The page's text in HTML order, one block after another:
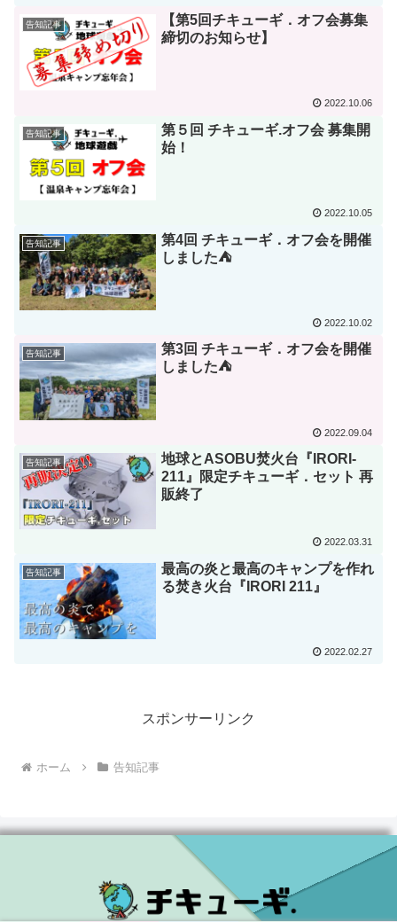
告知記事
【第5回チキューギ．オフ会募集
締切のお知らせ】
2022.10.06
告知記事
第５回 チキューギ.オフ会 募集開
始！
2022.10.05
告知記事
第4回 チキューギ．オフ会を開催
しました⛺
2022.10.02
告知記事
第3回 チキューギ．オフ会を開催
しました⛺
2022.09.04
告知記事
地球とASOBU焚火台『IRORI-
211』限定チキューギ．セット 再
販終了
2022.03.31
告知記事
最高の炎と最高のキャンプを作れ
る焚き火台『IRORI 211』
2022.02.27
スポンサーリンク
ホーム 告知記事